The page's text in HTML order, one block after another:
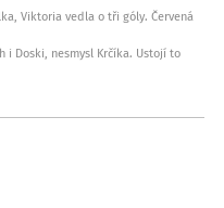
Viktoria vedla o tři góly. Červená
i Doski, nesmysl Krčíka. Ustojí to